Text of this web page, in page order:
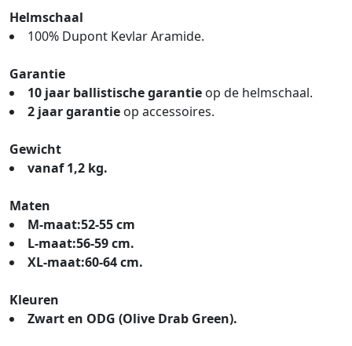
Helmschaal
100% Dupont Kevlar Aramide.
Garantie
10 jaar ballistische garantie op de helmschaal.
2 jaar garantie op accessoires.
Gewicht
vanaf 1,2 kg.
Maten
M-maat:52-55 cm
L-maat:56-59 cm.
XL-maat:60-64 cm.
Kleuren
Zwart en ODG (Olive Drab Green).